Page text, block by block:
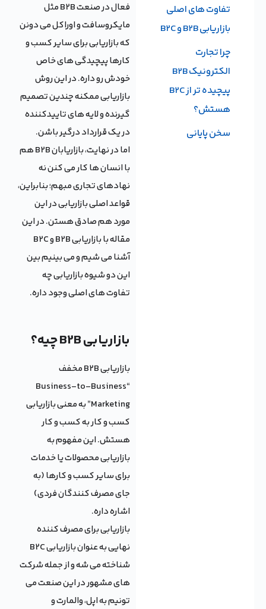
فعال در صنعت B2B مثل
مایکروسافت و اوراکل می دونن
که بازاریابی برای سایر کسب و
کارها پیچیدگی های خاص
خودش رو داره. در این روش
بازاریابی ممکنه چندین تصمیم
گیرنده و لایه های تاییدکننده
در یک قرارداد درگیر باشن.
اما در نهایت، بازاریابان B2B هم
با انسان ها کار می کنن نه
نهادهای تجاری مبهم؛ بنابراین،
قواعد اصلی بازاریابی در این
مورد هم صادق هستن. در این
مقاله با بازاریابی B2B و B2C
آشنا می شیم و می بینیم بین
این دو شیوه بازاریابی چه
تفاوت های اصلی وجود داره.
بازاریابی B2B چیه؟
بازاریابی B2B مخفف
“Business-to-Business
Marketing” به معنی بازاریابی
کسب و کار به کسب و کار
هستش. این مفهوم به
بازاریابی محصولات یا خدمات
برای سایر کسب و کارها (به
جای مصرف کنندگان فردی)
اشاره داره.
بازاریابی برای مصرف کننده
نهایی به عنوان بازاریابی B2C
شناخته می شه و از جمله شرکت
های مشهور در این صنعت می
تونیم به اپل، والمارت و
تفاوت های اصلی
بازاریابی B2B و B2C
چرا تجارت
الکترونیک B2B
پیچیده تر از B2C
هستش؟
سخن پایانی